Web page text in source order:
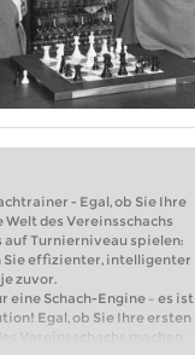
- Egal, ob Sie Ihre
des Vereinsschachs
auf Turnierniveau spielen:
Sie effizienter, intelligenter
zuvor.
eine Schach-Engine – es ist
Egal, ob Sie Ihre ersten
Vereinsschachs machen